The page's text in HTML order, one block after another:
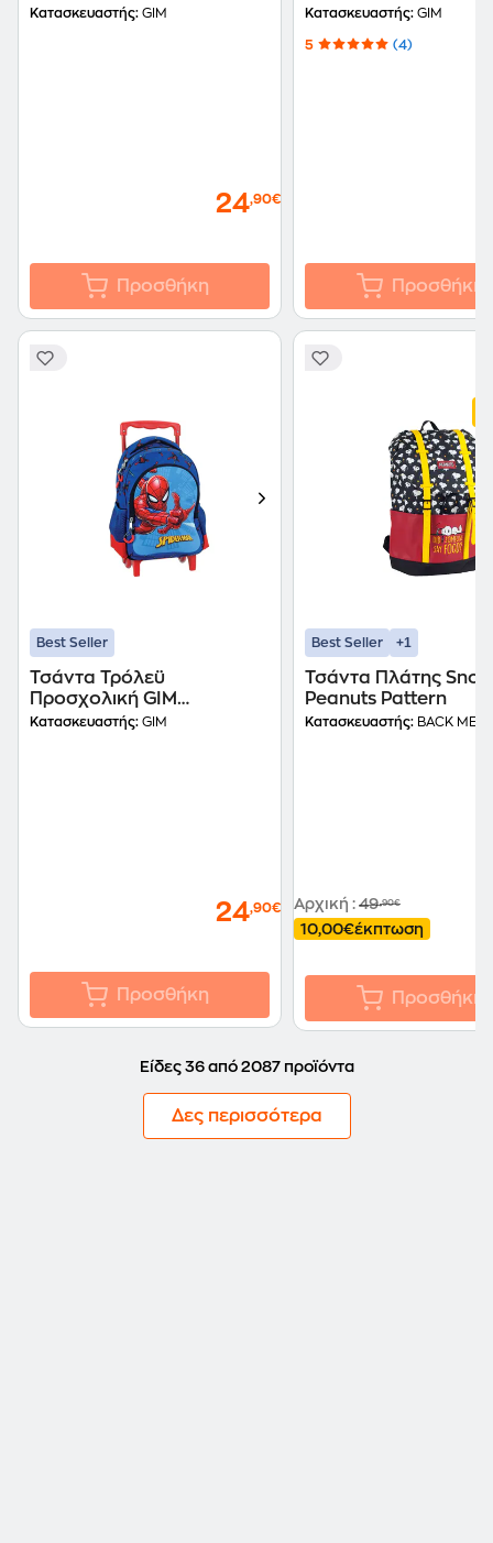
Amazing Friends
Κατασκευαστής: GIM
24,90€
Προσθήκη
Κατασκευαστής: GIM
5 (4)
Προσθήκη
Best Seller
Τσάντα Τρόλεϋ
Προσχολική GIM
Spiderman
Κατασκευαστής: GIM
24,90€
Προσθήκη
Best Seller +1
Τσάντα Πλάτης
Peanuts Pattern
Κατασκευαστής: BACK ME
Αρχική : 49,90€
10,00€έκπτωση
Προσθήκη
Είδες 36 από 2087 προϊόντα
Δες περισσότερα